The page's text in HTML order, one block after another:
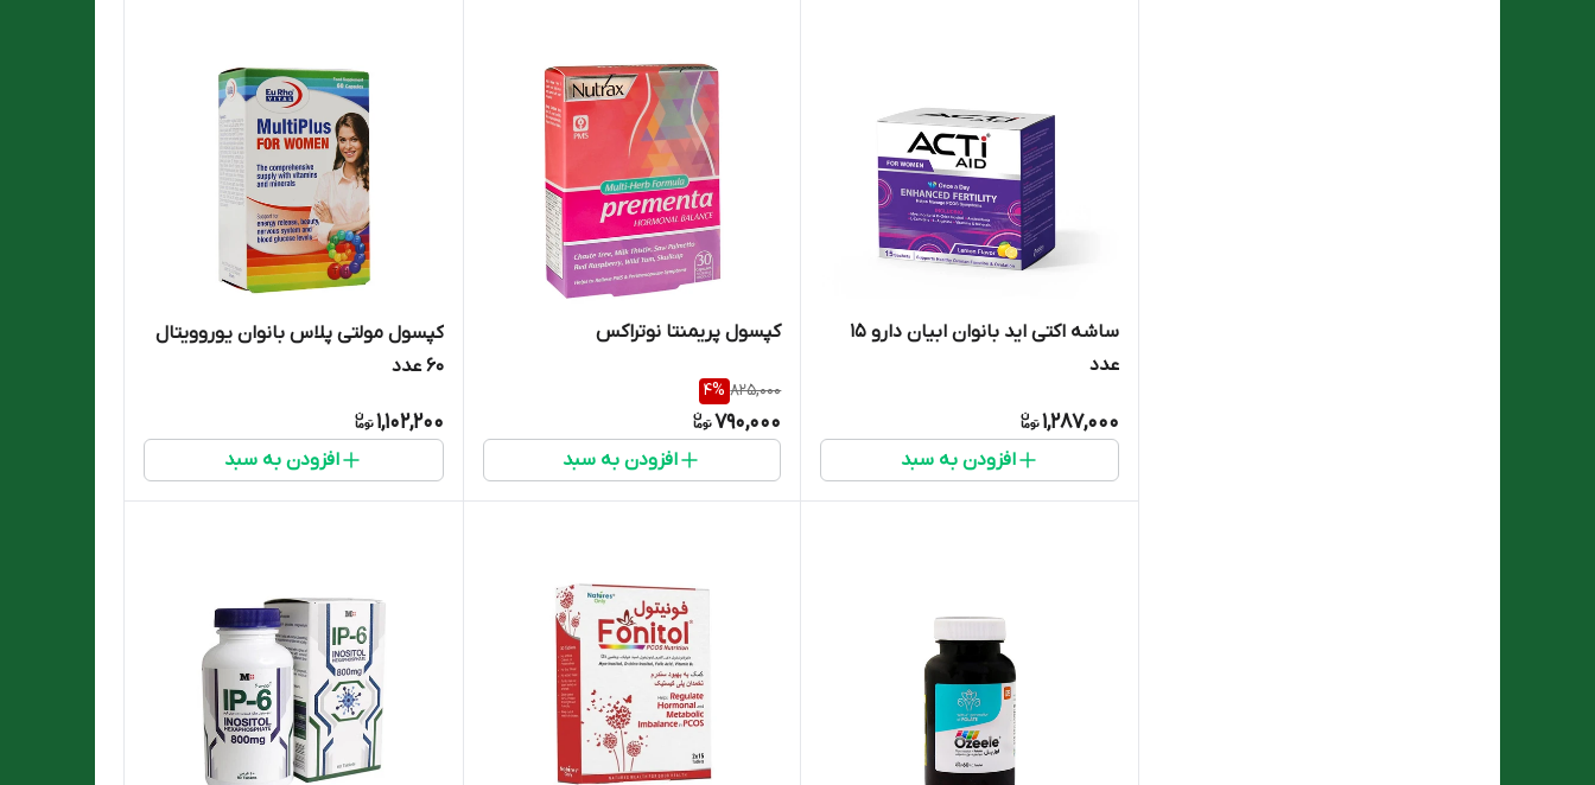
ساشه اکتی اید بانوان ابیان دارو 15
عدد
1,287,000
افزودن به سبد
کپسول پریمنتا نوتراکس
825,000
4%
790,000
افزودن به سبد
کپسول مولتی پلاس بانوان یوروویتال
60 عدد
1,102,200
افزودن به سبد